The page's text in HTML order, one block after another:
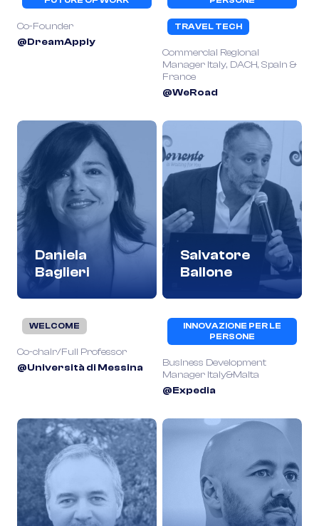
Co-Founder
@DreamApply
TRAVEL TECH
Commercial Regional
Manager Italy, DACH, Spain &
France
@WeRoad
Daniela
Baglieri
WELCOME
Co-chair/Full Professor
@Università di Messina
Salvatore
Ballone
INNOVAZIONE PER LE
PERSONE
Business Development
Manager Italy&Malta
@Expedia